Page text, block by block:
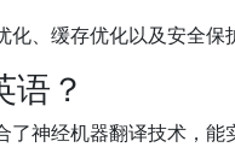
、缓存优化以及安全保
？
神经机器翻译技术，能